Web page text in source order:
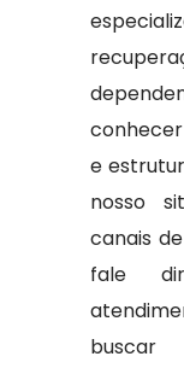
conhecer
e
nosso
canais
fale